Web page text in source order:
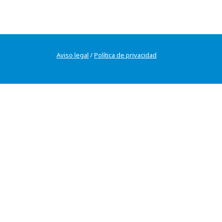
Aviso legal /Política de privacidad